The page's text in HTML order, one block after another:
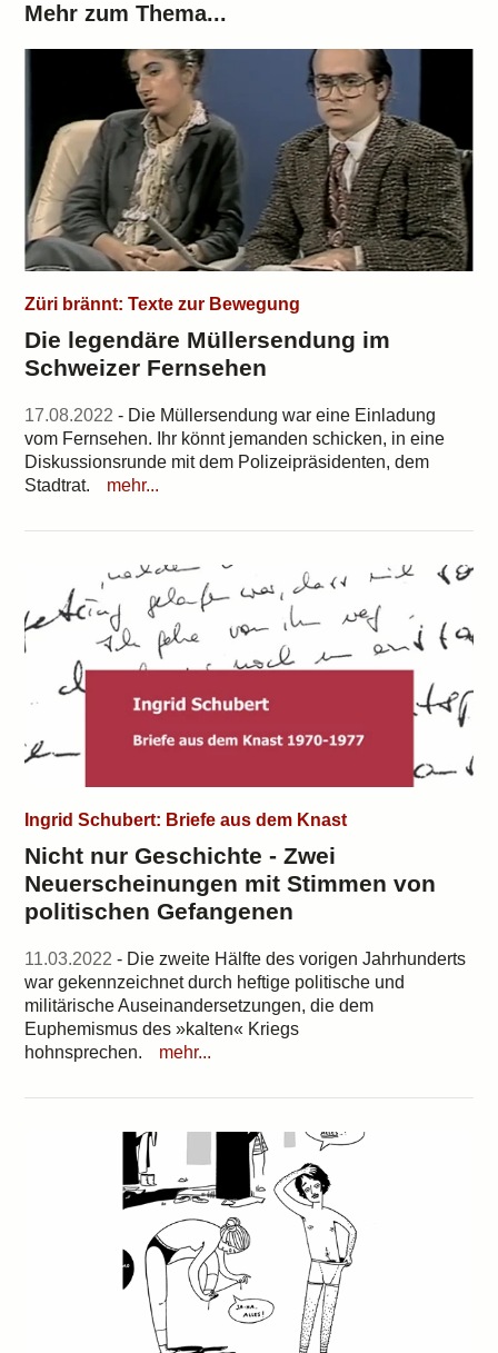
Mehr zum Thema...
Züri brännt: Texte zur Bewegung
Die legendäre Müllersendung im
Schweizer Fernsehen
17.08.2022 - Die Müllersendung war eine Einladung
vom Fernsehen. Ihr könnt jemanden schicken, in eine
Diskussionsrunde mit dem Polizeipräsidenten, dem
Stadtrat.
mehr...
Ingrid Schubert: Briefe aus dem Knast
Nicht nur Geschichte - Zwei
Neuerscheinungen mit Stimmen von
politischen Gefangenen
11.03.2022 - Die zweite Hälfte des vorigen Jahrhunderts
war gekennzeichnet durch heftige politische und
militärische Auseinandersetzungen, die dem
Euphemismus des »kalten« Kriegs
hohnsprechen.
mehr...